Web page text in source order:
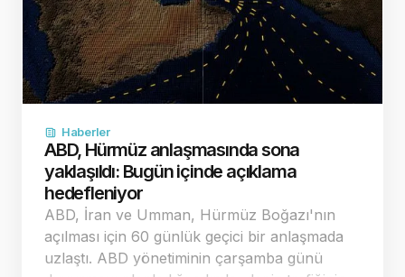
Haberler
ABD, Hürmüz anlaşmasında sona
yaklaşıldı: Bugün içinde açıklama
hedefleniyor
ABD, İran ve Umman, Hürmüz Boğazı'nın
açılması için 60 günlük geçici bir anlaşmada
uzlaştı. ABD yönetiminin çarşamba günü